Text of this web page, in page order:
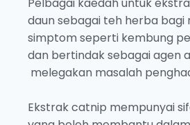
Pelbagai kaedah untuk
daun sebagai teh herba bagi
simptom seperti kembung
dan bertindak sebagai agen
melegakan masalah
Ekstrak catnip mempunyai